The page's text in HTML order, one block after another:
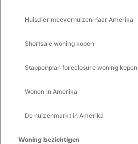
Huisdier meeverhuizen naar Amerika
Shortsale woning kopen
Stappenplan foreclosure woning kopen
Wonen in Amerika
De huizenmarkt in Amerika
Woning bezichtigen